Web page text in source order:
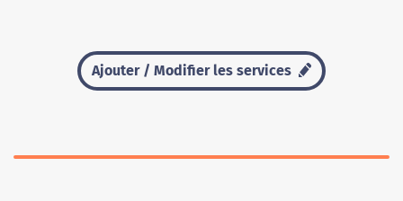
Ajouter / Modifier les services